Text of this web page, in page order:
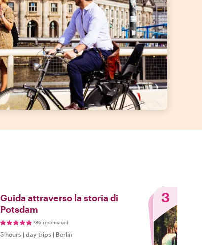
Guida attraverso la storia di
Potsdam
786 recensioni
5 hours | day trips | Berlin
3